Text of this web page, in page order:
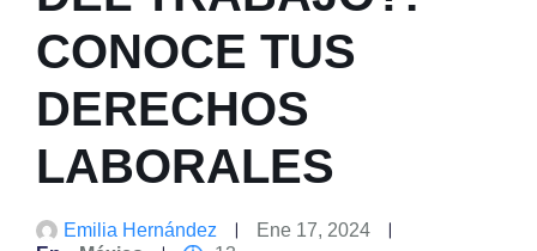
CONOCE TUS
DERECHOS
LABORALES
Emilia Hernández
Ene 17, 2024